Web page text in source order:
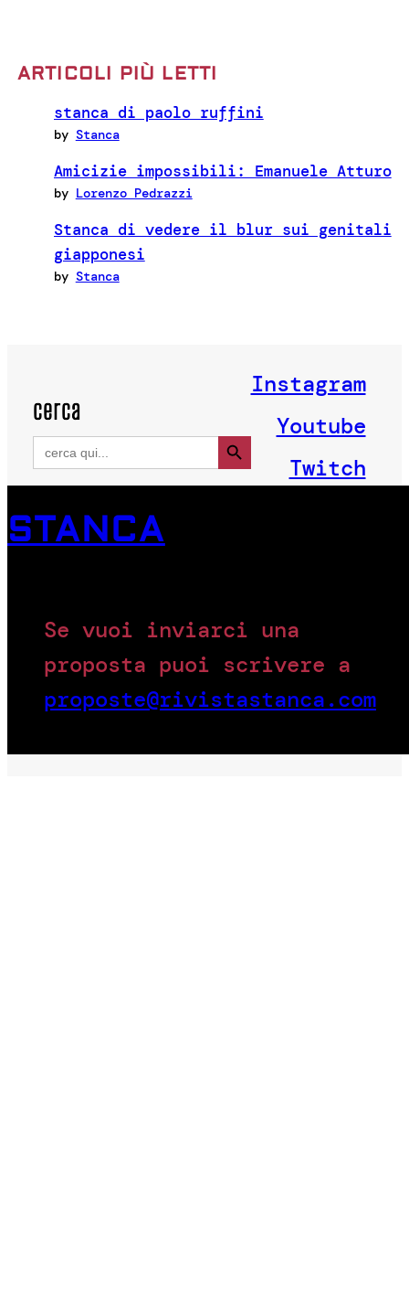
ARTICOLI PIÙ LETTI
stanca di paolo ruffini
by Stanca
Amicizie impossibili: Emanuele Atturo
by Lorenzo Pedrazzi
Stanca di vedere il blur sui genitali
giapponesi
by Stanca
cerca
Search
for:
Search Button
Instagram
Youtube
Twitch
STANCA
Se vuoi inviarci una
proposta puoi scrivere a
proposte@rivistastanca.com